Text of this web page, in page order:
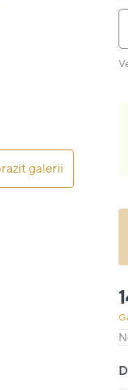
galerii